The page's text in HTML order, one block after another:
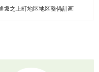
坂之上町地区地区整備計画